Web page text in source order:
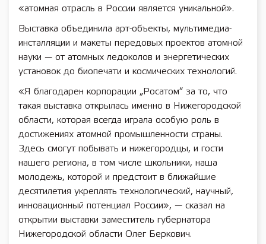
«атомная отрасль в России является уникальной».
Выставка объединила арт-объекты, мультимедиа-
инсталляции и макеты передовых проектов атомной
науки — от атомных ледоколов и энергетических
установок до биопечати и космических технологий.
«Я благодарен корпорации „Росатом“ за то, что
такая выставка открылась именно в Нижегородской
области, которая всегда играла особую роль в
достижениях атомной промышленности страны.
Здесь смогут побывать и нижегородцы, и гости
нашего региона, в том числе школьники, наша
молодежь, которой и предстоит в ближайшие
десятилетия укреплять технологический, научный,
инновационный потенциал России», — сказал на
открытии выставки заместитель губернатора
Нижегородской области Олег Беркович.